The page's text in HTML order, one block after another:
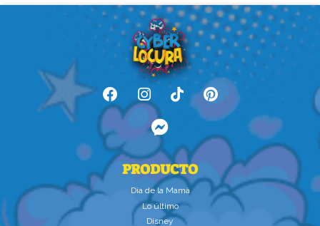
PRODUCTO
Dìa de la Mamà
Lo último
Disney